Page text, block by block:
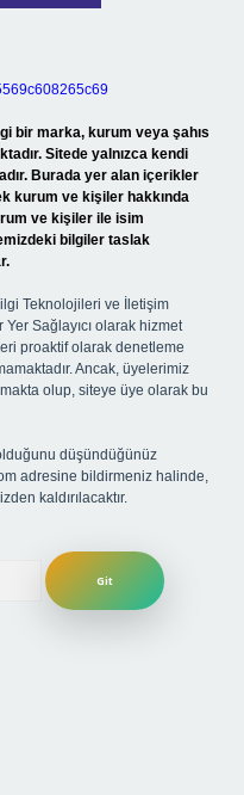
bir marka, kurum veya şahıs
Sitede yalnızca kendi
Burada yer alan içerikler
kurum ve kişiler hakkında
ve kişiler ile isim
bilgiler taslak
Teknolojileri ve İletişim
Sağlayıcı olarak hizmet
proaktif olarak denetleme
Ancak, üyelerimiz
olup, siteye üye olarak bu
düşündüğünüz
adresine bildirmeniz halinde,
kaldırılacaktır.